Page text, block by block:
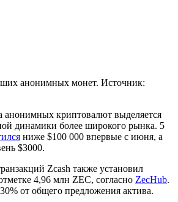
анонимных монет. Источник:
анонимных криптовалют выделяется
динамики более широкого рынка. 5
ниже $100 000 впервые с июня, а
$3000.
Zcash также установил
4,96 млн ZEC, согласно ZecHub.
от общего предложения актива.